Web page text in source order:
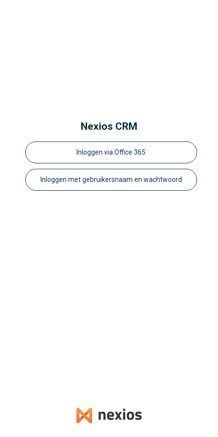
Nexios CRM
Inloggen via Office 365
Inloggen met gebruikersnaam en wachtwoord